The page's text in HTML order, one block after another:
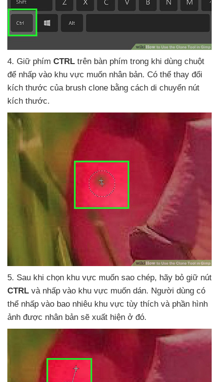
4. Giữ phím CTRL trên bàn phím trong khi dùng chuột
để nhấp vào khu vực muốn nhân bản. Có thể thay đổi
kích thước của brush clone bằng cách di chuyển nút
kích thước.
5. Sau khi chọn khu vực muốn sao chép, hãy bỏ giữ nút
CTRL và nhấp vào khu vực muốn dán. Người dùng có
thể nhấp vào bao nhiêu khu vực tùy thích và phần hình
ảnh được nhân bản sẽ xuất hiện ở đó.